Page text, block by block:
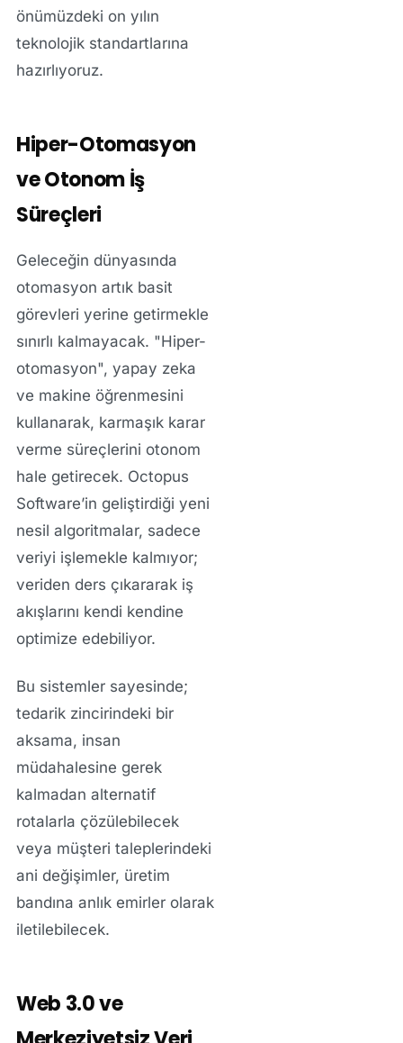
önümüzdeki on yılın
teknolojik standartlarına
hazırlıyoruz.
Hiper-Otomasyon
ve Otonom İş
Süreçleri
Geleceğin dünyasında
otomasyon artık basit
görevleri yerine getirmekle
sınırlı kalmayacak. "Hiper-
otomasyon", yapay zeka
ve makine öğrenmesini
kullanarak, karmaşık karar
verme süreçlerini otonom
hale getirecek. Octopus
Software’in geliştirdiği yeni
nesil algoritmalar, sadece
veriyi işlemekle kalmıyor;
veriden ders çıkararak iş
akışlarını kendi kendine
optimize edebiliyor.
Bu sistemler sayesinde;
tedarik zincirindeki bir
aksama, insan
müdahalesine gerek
kalmadan alternatif
rotalarla çözülebilecek
veya müşteri taleplerindeki
ani değişimler, üretim
bandına anlık emirler olarak
iletilebilecek.
Web 3.0 ve